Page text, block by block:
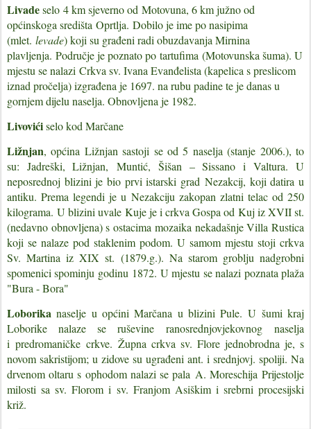
Livadeselo 4 km sjeverno od Motovuna, 6 km južno od
općinskoga središta Oprtlja. Dobilo je ime po nasipima
(mlet. levade) koji su građeni radi obuzdavanja Mirnina
plavljenja. Područje je poznato po tartufima (Motovunska šuma). U
mjestu se nalazi Crkva sv. Ivana Evanđelista (kapelica s preslicom
iznad pročelja) izgrađena je 1697. na rubu padine te je danas u
gornjem dijelu naselja. Obnovljena je 1982.
Livovićiselo kod Marčane
Ližnjan, općina Ližnjan sastoji se od 5 naselja (stanje 2006.), to
su:Jadreški, Ližnjan, Muntić, Šišan – Sissano i Valtura.U
neposrednoj blizini je bio prvi istarski grad Nezakcij, koji datira u
antiku. Prema legendi je u Nezakciju zakopan zlatni telac od 250
kilograma. U blizini uvale Kuje je i crkva Gospa od Kuj iz XVII st.
(nedavno obnovljena) s ostacima mozaika nekadašnje Villa Rustica
koji se nalaze pod staklenim podom.U samom mjestu stoji crkva
Sv. Martina iz XIX st. (1879.g.). Na starom groblju nadgrobni
spomenici spominju godinu 1872. U mjestu se nalazi poznata plaža
"Bura - Bora"
Loborika naselje u općini Marčana u blizini Pule.U šumi kraj
Loborike nalaze se ruševine ranosrednjovjekovnog naselja
i predromaničke crkve. Župna crkva sv. Flore jednobrodna je, s
novom sakristijom; u zidove su ugrađeni ant. i srednjovj. spoliji. Na
drvenom oltaru s ophodom nalazi se pala A. Moreschija Prijestolje
milosti sa sv. Florom i sv. Franjom Asiškim i srebrni procesijski
križ.